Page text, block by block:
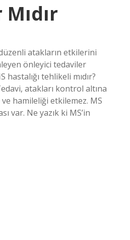
atakların etkilerini
önleyici tedaviler
tehlikeli mıdır?
atakları kontrol altına
hamileliği etkilemez. MS
var. Ne yazık ki MS’in